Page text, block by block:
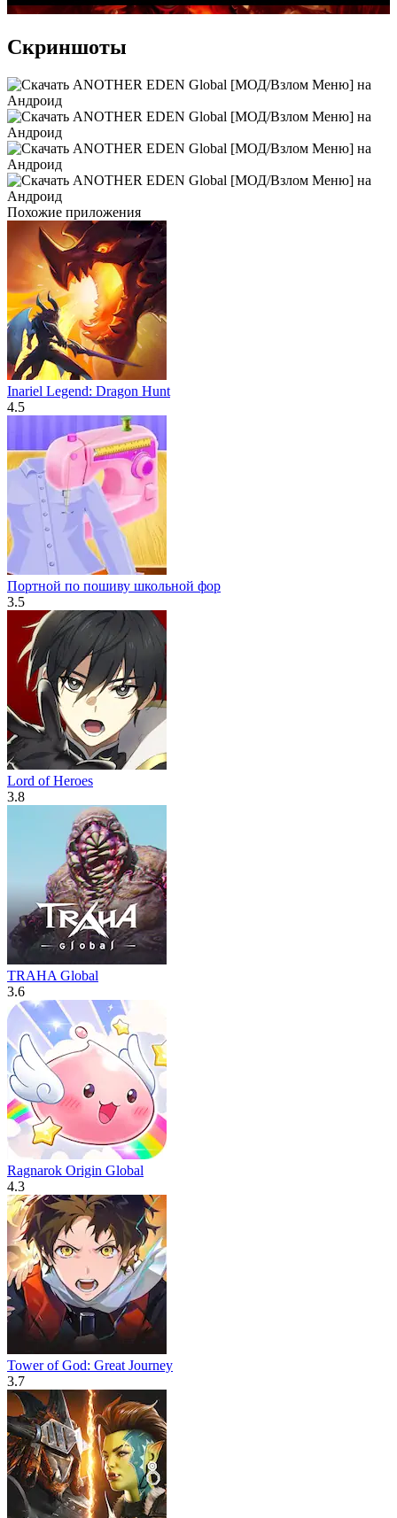
Скриншоты
Похожие приложения
Inariel Legend: Dragon Hunt
4.5
Портной по пошиву школьной фор
3.5
Lord of Heroes
3.8
TRAHA Global
3.6
Ragnarok Origin Global
4.3
Tower of God: Great Journey
3.7